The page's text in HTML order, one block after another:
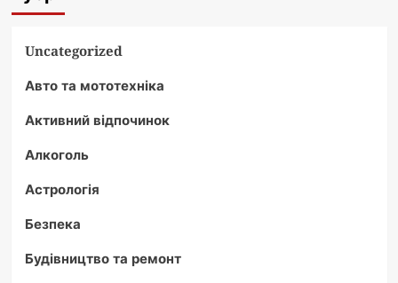
Uncategorized
Авто та мототехніка
Активний відпочинок
Алкоголь
Астрологія
Безпека
Будівництво та ремонт